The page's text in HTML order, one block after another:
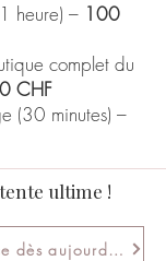
heure) – 100
complet du
CHF
(30 minutes) –
ultime !
Réservez votre séance dès aujourd'hui !